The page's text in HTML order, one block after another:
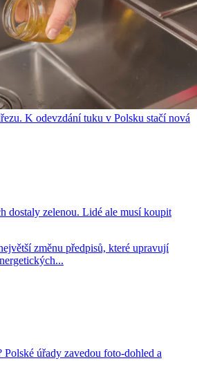
K odevzdání tuku v Polsku stačí nová
dostaly zelenou. Lidé ale musí koupit
změnu předpisů, které upravují
Polské úřady zavedou foto-dohled a